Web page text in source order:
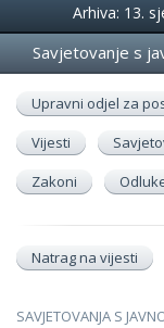
Događanja
Arhiva: 13.
Savjetovanje s
Upravni odjel za
Vijesti
Zakoni
Natrag na vijesti
SAVJETOVANJA S